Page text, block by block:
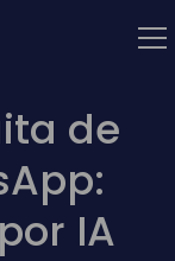
de
IA